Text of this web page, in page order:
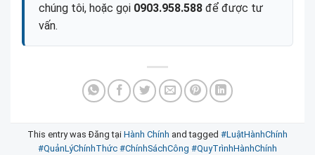
chúng tôi, hoặc gọi 0903.958.588 để được tư
vấn.
This entry was Đăng tại Hành Chính and tagged #LuậtHànhChính
#QuảnLýChínhThức #ChínhSáchCông #QuyTrìnhHànhChính